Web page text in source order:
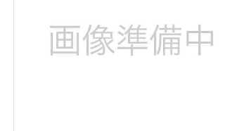
閲覧履歴